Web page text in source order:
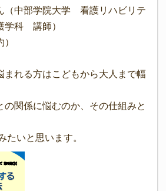
（中部学院大学 看護リハビリテ
学科 講師）
まれる方はこどもから大人まで幅
係に悩むのか、その仕組みと
いと思います。